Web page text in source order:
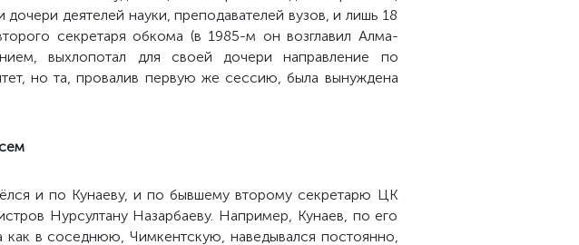
деятелей науки, преподавателей вузов, и лишь 18
секретаря обкома (в 1985-м он возглавил Алма-
выхлопотал для своей дочери направление по
но та, провалив первую же сессию, была вынуждена
и по Кунаеву, и по бывшему второму секретарю ЦК
Нурсултану Назарбаеву. Например, Кунаев, по его
как в соседнюю, Чимкентскую, наведывался постоянно,